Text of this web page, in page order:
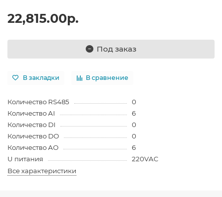
22,815.00р.
Под заказ
В закладки В сравнение
Количество RS485
0
Количество AI
6
Количество DI
0
Количество DO
0
Количество AO
6
U питания
220VAC
Все характеристики